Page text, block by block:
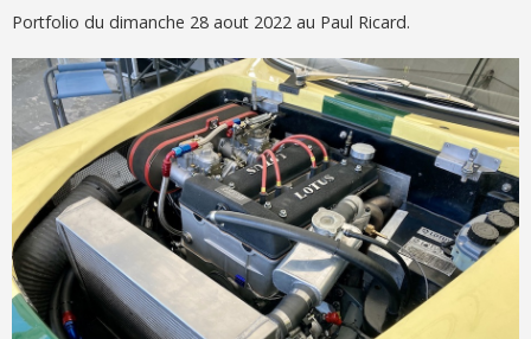
s
s
g
e
Portfolio du dimanche 28 aout 2022 au Paul Ricard.